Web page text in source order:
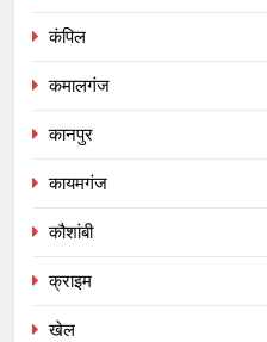
कंपिल
कमालगंज
कानपुर
कायमगंज
कौशांबी
क्राइम
खेल